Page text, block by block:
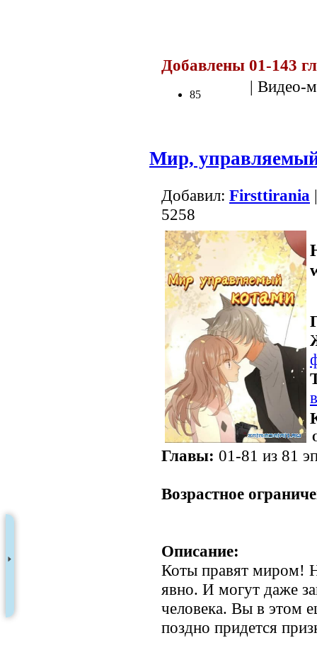
Добавлены 01-143
85 | Видео-
Мир,
Добавил: Firsttirania
5258
Главы: 01-81 из 81
Возрастное
Описание:
Коты правят миром!
явно. И могут даже
человека. Вы в этом
поздно придется